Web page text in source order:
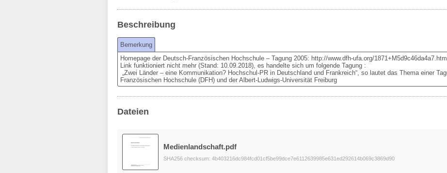
Beschreibung
Bemerkung
Homepage der Deutsch-Französischen Hochschule – Tagung 2005: http://www.dfh-ufa.org/1871+M5d9c46da4a7.html
Link funktioniert nicht mehr (Stand: 10.09.2018), es handelte sich um folgende Tagung :
Französischen Hochschule (DFH) und der Albert-Ludwigs-Universität Freiburg
Dateien
Medienlandschaft.pdf
SHA256 checksum: 4b403216dc984fcd01cf5be99dce7e6112639985e631ed292614b069c3869d90